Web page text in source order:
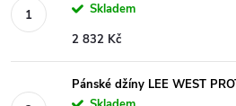
Skladem
2 832 Kč
Pánské džíny LEE WEST